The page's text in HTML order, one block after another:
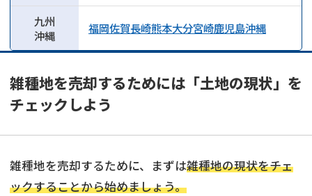
九州
沖縄
福岡佐賀長崎熊本大分宮崎鹿児島沖縄
雑種地を売却するためには「土地の現状」を
チェックしよう
雑種地を売却するために、まずは雑種地の現状をチェ
ックすることから始めましょう。